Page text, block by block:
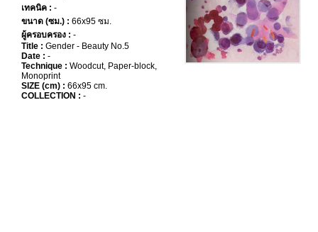
เทคนิค : -
ขนาด (ซม.) : 66x95 ซม.
ผู้ครอบครอง : -
Title : Gender - Beauty No.5
Date : -
Technique : Woodcut, Paper-block,
Monoprint
SIZE (cm) : 66x95 cm.
COLLECTION : -